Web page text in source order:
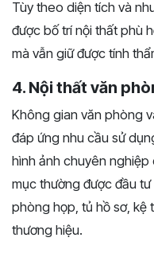
Tùy theo diện tích và
được bố trí nội thất phù
mà vẫn giữ được tính
4. Nội thất văn
Không gian văn phòng
đáp ứng nhu cầu sử
hình ảnh chuyên
mục thường được đầu
phòng họp, tủ hồ sơ, kệ
thương hiệu.